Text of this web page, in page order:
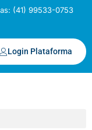
(41) 99533-0753
Login Plataforma